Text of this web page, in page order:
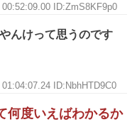
ID:ZmS8KF9p0
んけって思うのです
ID:NbhHTD9C0
何度いえばわかるか